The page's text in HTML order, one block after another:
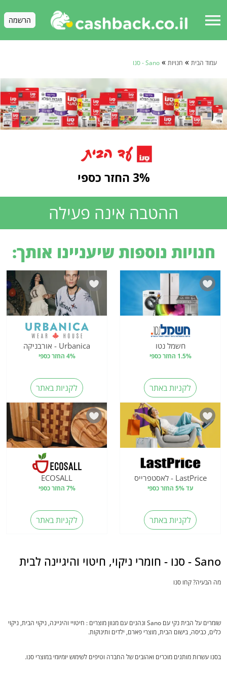
menu הרשמה
עמוד הבית » חנויות » Sano - סנו
3% החזר כספי
ההטבה אינה פעילה
חנויות נוספות שיעניינו אותך:
חשמל נטו
1.5% החזר כספי
לקניות באתר
Urbanica - אורבניקה
4% החזר כספי
לקניות באתר
LastPrice - לאסטפרייס
עד 5% החזר כספי
לקניות באתר
ECOSALL
7% החזר כספי
לקניות באתר
Sano - סנו - חומרי ניקוי, חיטוי והיגיינה לבית
מה הבעיה? קחו סנו
שומרים על הבית נקי עם Sano ונהנים עם מגוון מוצרים : חיטויי והיגיינה, ניקוי הבית, ניקוי
כלים, כביסה, בישום הבית, מוצרי פארם, ילדים ותינוקות.
בסנו עשרות מותגים מוכרים ואהובים של החברה וטיפים לשימוש יומיומי במוצרי סנו.